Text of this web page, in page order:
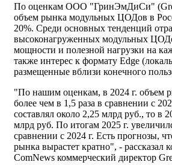
По оценкам ООО "ГринЭмДиСи"
объем рынка модульных ЦОДов в
20%. Среди основных тенденций
высоконагруженных модульных
мощности и полезной нагрузки на
также интерес к формату Edge
размещенные вблизи конечного
"По нашим оценкам, в 2024 г. объем
более чем в 1,5 раза в сравнении с
составлял около 2,25 млрд руб., то в
млрд руб. По итогам 2025 г.
сравнении с 2024 г. Есть прогнозы,
рынка вырастет кратно", - рассказал
ComNews коммерческий директор